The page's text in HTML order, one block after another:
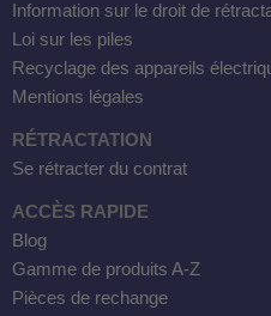
Information sur le droit de
Loi sur les piles
Recyclage des appareils
Mentions légales
RÉTRACTATION
Se rétracter du contrat
ACCÈS RAPIDE
Blog
Gamme de produits A-Z
Pièces de rechange